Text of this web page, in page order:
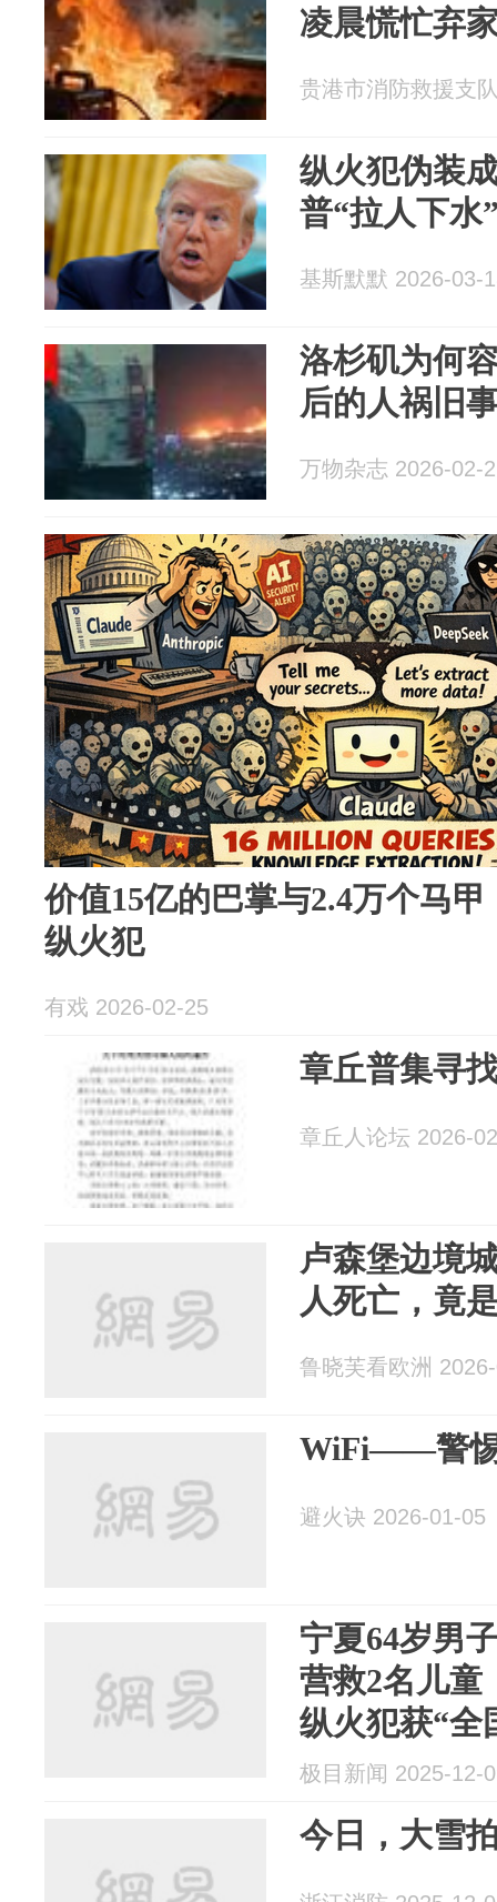
凌晨慌忙弃
贵港市消防救援支
纵火犯伪装
普“拉人下水
基斯默默 2026-03-
洛杉矶为何
后的人祸旧
万物杂志 2026-02-
价值15亿的巴掌与2.4万个马
纵火犯
有戏 2026-02-25
章丘普集寻
章丘人论坛 2026-
卢森堡边境
人死亡，竟
鲁晓芙看欧洲
WiFi——警惕
避火诀 2026-01-05
宁夏64岁男
营救2名儿童
纵火犯获“全
极目新闻 2025-12-
今日，大雪